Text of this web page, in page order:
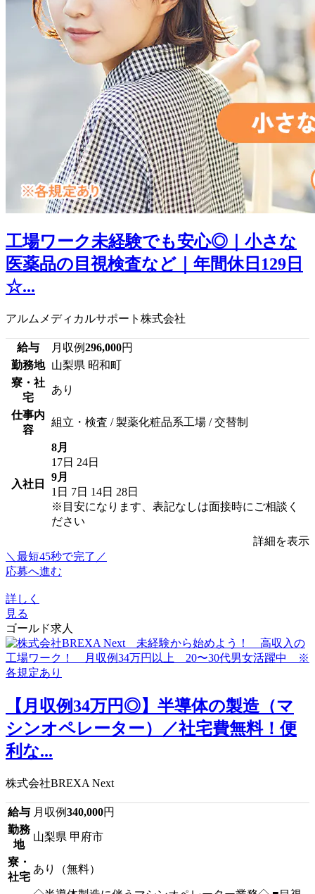
工場ワーク未経験でも安心◎｜小さな
医薬品の目視検査など｜年間休日129日
☆...
アルムメディカルサポート株式会社
給与 月収例296,000円
勤務地 山梨県 昭和町
寮・社
宅
あり
仕事内
容
組立・検査 / 製薬化粧品系工場 / 交替制
入社日
8月
17日 24日
9月
1日 7日 14日 28日
※目安になります、表記なしは面接時にご相談く
ださい
詳細を表示
＼最短45秒で完了／
応募へ進む
詳しく
見る
ゴールド求人
【月収例34万円◎】半導体の製造（マ
シンオペレーター）／社宅費無料！便
利な...
株式会社BREXA Next
給与 月収例340,000円
勤務
地
山梨県 甲府市
寮・
社宅
あり（無料）